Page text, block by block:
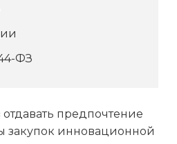
ФЗ
отдавать предпочтение
закупок инновационной